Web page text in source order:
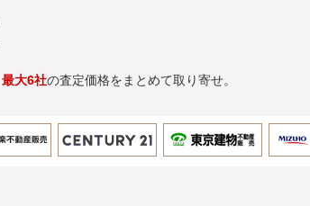
最大6社の査定価格をまとめて取り寄せ。